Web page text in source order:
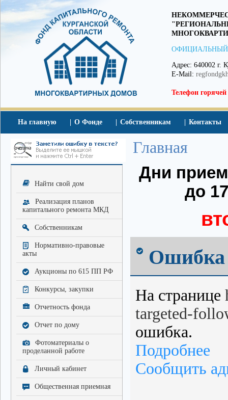
ОФИЦИАЛЬНЫЙ
Адрес: 640002 г.
E-Mail:
Телефон
На главную О Фонде Собственникам Контакты
Найти свой дом
Реализация планов
капитального ремонта МКД
Собственникам
Нормативно-правовые
акты
Аукционы по 615 ПП РФ
Конкурсы, закупки
Отчетность фонда
Отчет по дому
Фотоматериалы о
проделанной работе
Личный кабинет
Общественная приемная
Главная
Дни
до
Ошибка
На странице
targeted-
ошибка.
Подробнее
Сообщить